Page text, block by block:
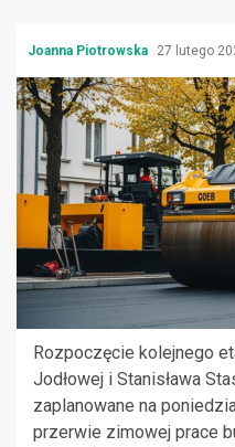
Joanna Piotrowska 27 lutego
Rozpoczęcie kolejnego
Jodłowej i Stanisława
zaplanowane na
przerwie zimowej prace